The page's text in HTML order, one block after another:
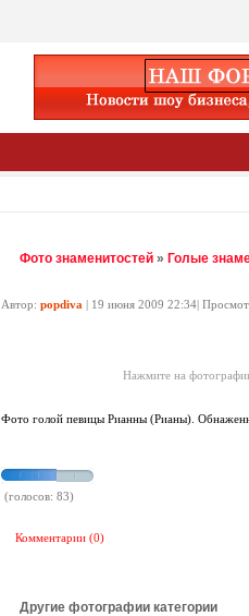
Фото знаменитостей » Голые
Автор: popdiva | 19 июня 2009 22:34|
Нажмите на
Фото голой певицы Рианны (Рианы).
(голосов: 83)
Комментарии (0)
Другие фотографии категории